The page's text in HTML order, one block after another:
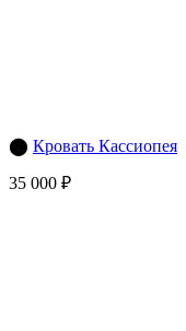
⬤ Кровать Кассиопея
35 000 ₽